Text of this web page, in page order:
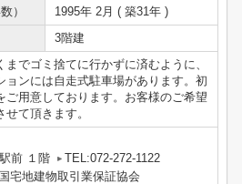
）
1995年 2月 ( 築31年 )
3階建
でゴミ捨てに行かずに済むように、
ンには自走式駐車場があります。初
用意しております。お客様のご希望
て頂きます。
前 １階
TEL:072-272-1122
宅地建物取引業保証協会